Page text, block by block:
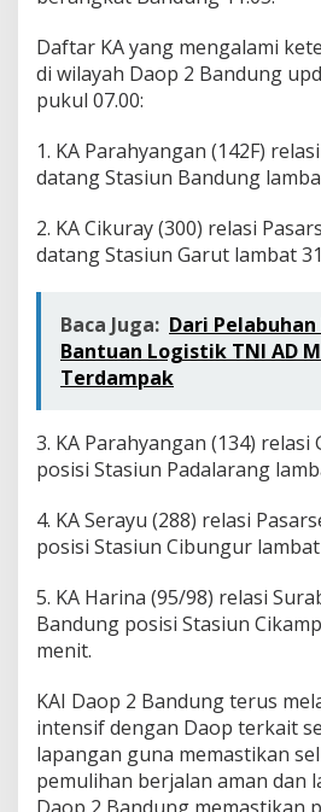
Daftar KA yang mengalami
di wilayah Daop 2 Bandung
pukul 07.00:
1. KA Parahyangan (142F)
datang Stasiun Bandung
2. KA Cikuray (300) relasi
datang Stasiun Garut lambat
Baca Juga: Dari
Bantuan Logistik TNI AD
Terdampak
3. KA Parahyangan (134)
posisi Stasiun Padalarang
4. KA Serayu (288) relasi
posisi Stasiun Cibungur
5. KA Harina (95/98) relasi
Bandung posisi Stasiun
menit.
KAI Daop 2 Bandung terus
intensif dengan Daop terkait
lapangan guna memastikan
pemulihan berjalan aman dan